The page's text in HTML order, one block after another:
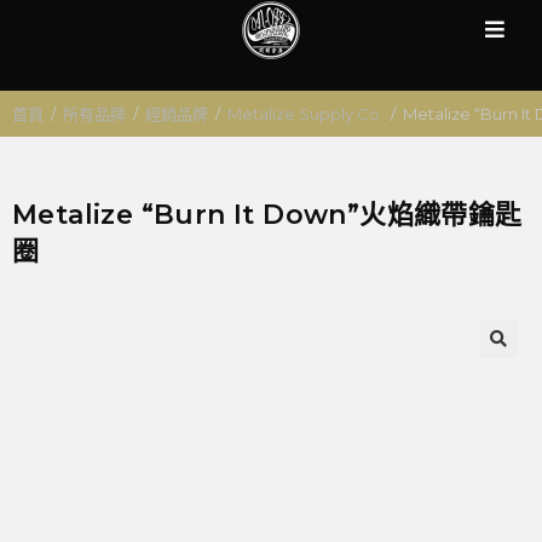
首頁 / 所有品牌 / 經銷品牌 / Metalize Supply Co. / Metalize “Burn It
Metalize “Burn It Down”火焰織帶鑰匙
圈